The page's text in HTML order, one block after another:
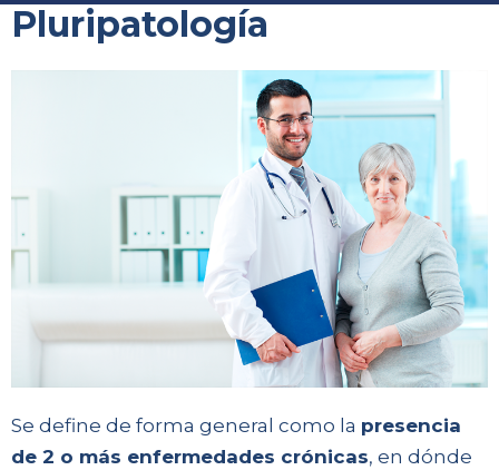
Pluripatología
Se define de forma general como la presencia
de 2 o más enfermedades crónicas, en dónde